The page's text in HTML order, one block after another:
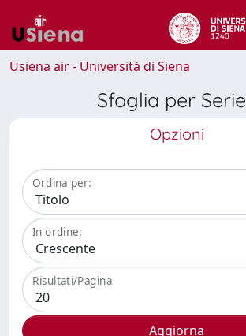
Usiena air - Università di Siena
Sfoglia per Serie
Opzioni
Ordina per:
In ordine:
Risultati/Pagina